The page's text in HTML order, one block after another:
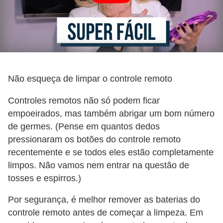
Não esqueça de limpar o controle remoto
Controles remotos não só podem ficar
empoeirados, mas também abrigar um bom número
de germes. (Pense em quantos dedos
pressionaram os botões do controle remoto
recentemente e se todos eles estão completamente
limpos. Não vamos nem entrar na questão de
tosses e espirros.)
Por segurança, é melhor remover as baterias do
controle remoto antes de começar a limpeza. Em